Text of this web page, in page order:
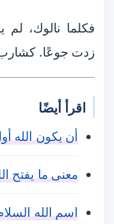
فكلما نالوك،
زدت جوعًا. كشارب
اقرأ أيضًا
أن يكون الله
معنى ما يفتح
اسم الله